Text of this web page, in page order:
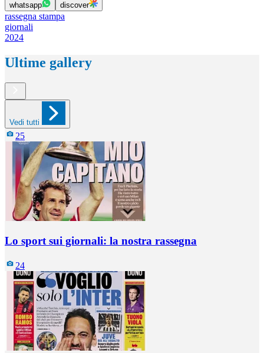
whatsapp discover
rassegna stampa
giornali
2024
Ultime gallery
Vedi tutti
25
Lo sport sui giornali: la nostra rassegna
24